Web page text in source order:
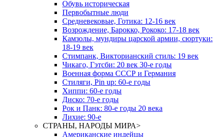
Обувь историческая
Первобытные люди
Средневековые, Готика: 12-16 век
Возрождение, Барокко, Рококо: 17-18 век
Камзолы, мундиры царской армии, сюртуки:
18-19 век
Стимпанк, Викторианский стиль: 19 век
Чикаго, Гэтсби: 20 век 30-е годы
Военная форма СССР и Германия
Стиляги, Pin up: 60-е годы
Хиппи: 60-е годы
Диско: 70-е годы
Рок и Панк: 80-е годы 20 века
Лихие: 90-е
СТРАНЫ, НАРОДЫ МИРА>
Американские индейцы